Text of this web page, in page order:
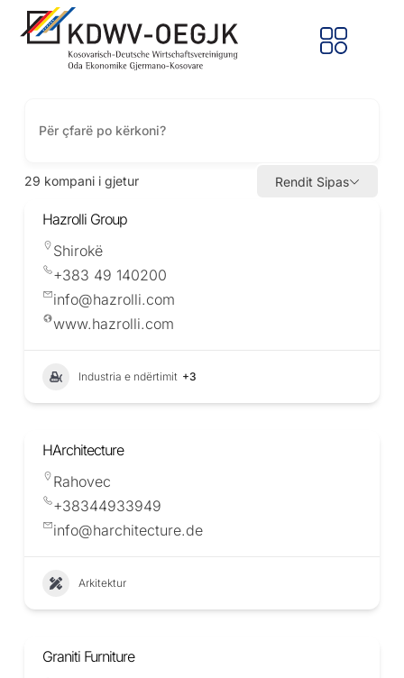
29 kompani i gjetur Rendit Sipas
Hazrolli Group
Shirokë
+383 49 140200
info@hazrolli.com
www.hazrolli.com
Industria e ndërtimit +3
HArchitecture
Rahovec
+38344933949
info@harchitecture.de
Arkitektur
Graniti Furniture